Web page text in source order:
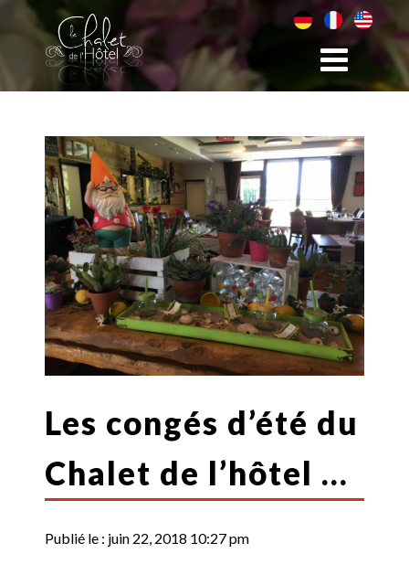
Les congés d’été du
Chalet de l’hôtel …
Publié le : juin 22, 2018 10:27 pm